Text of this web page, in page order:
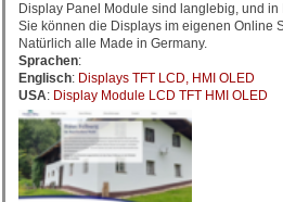
Display Panel Module sind langlebig, und in
Sie können die Displays im eigenen Online
Natürlich alle Made in Germany.
Sprachen:
Englisch: Displays TFT LCD, HMI OLED
USA: Display Module LCD TFT HMI OLED